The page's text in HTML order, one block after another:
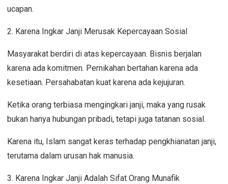
ucapan.
2. Karena Ingkar Janji Merusak Kepercayaan Sosial
Masyarakat berdiri di atas kepercayaan. Bisnis berjalan
karena ada komitmen. Pernikahan bertahan karena ada
kesetiaan. Persahabatan kuat karena ada kejujuran.
Ketika orang terbiasa mengingkari janji, maka yang rusak
bukan hanya hubungan pribadi, tetapi juga tatanan sosial.
Karena itu, Islam sangat keras terhadap pengkhianatan janji,
terutama dalam urusan hak manusia.
3. Karena Ingkar Janji Adalah Sifat Orang Munafik